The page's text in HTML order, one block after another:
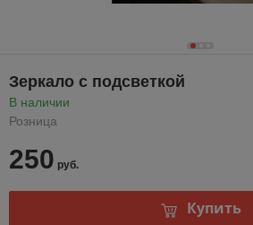
Зеркало с подсветкой
В наличии
Розница
250 руб.
Купить